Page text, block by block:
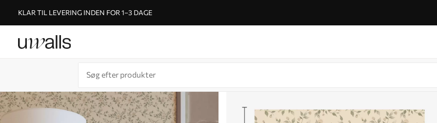
KLAR TIL LEVERING INDEN FOR 1–3 DAGE